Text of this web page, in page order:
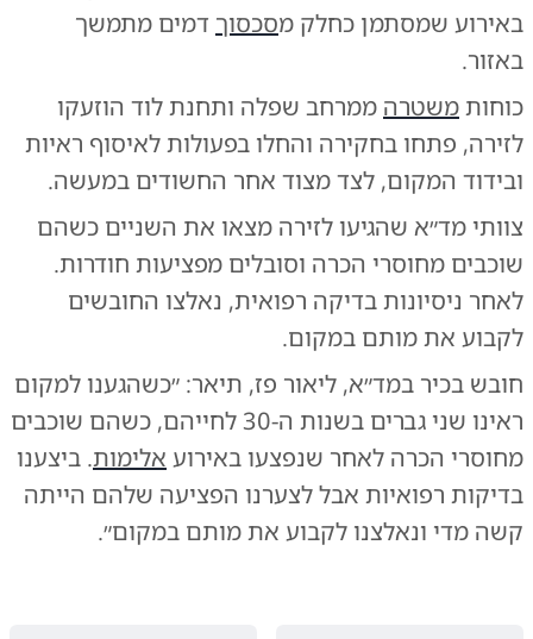
באירוע שמסתמן כחלק מסכסוך דמים מתמשך
באזור.
כוחותמשטרה ממרחב שפלה ותחנת לוד הוזעקו
לזירה, פתחו בחקירה והחלו בפעולות לאיסוף ראיות
ובידוד המקום, לצד מצוד אחר החשודים במעשה.
צוותי מד״א שהגיעו לזירה מצאו את השניים כשהם
שוכבים מחוסרי הכרה וסובלים מפציעות חודרות.
לאחר ניסיונות בדיקה רפואית, נאלצו החובשים
לקבוע את מותם במקום.
חובש בכיר במד״א, ליאור פז, תיאר: ״כשהגענו למקום
ראינו שני גברים בשנות ה-30 לחייהם, כשהם שוכבים
מחוסרי הכרה לאחר שנפצעו באירוע אלימות. ביצענו
בדיקות רפואיות אבל לצערנו הפציעה שלהם הייתה
קשה מדי ונאלצנו לקבוע את מותם במקום״.